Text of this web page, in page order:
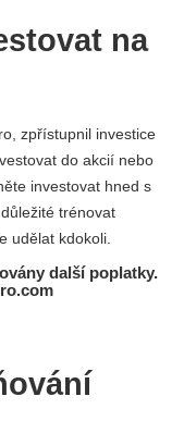
na
zpřístupnil investice
do akcií nebo
investovat hned s
trénovat
udělat kdokoli.
další poplatky.